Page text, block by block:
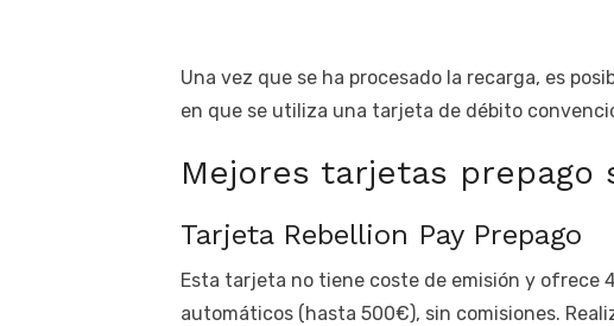
Una vez que se ha procesado la recarga, es
en que se utiliza una tarjeta de débito
Mejores tarjetas prepago
Tarjeta Rebellion Pay Prepago
Esta tarjeta no tiene coste de emisión y ofrece
automáticos (hasta 500€), sin comisiones.